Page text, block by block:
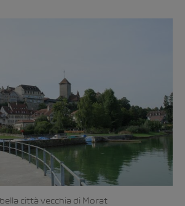
città vecchia di Morat